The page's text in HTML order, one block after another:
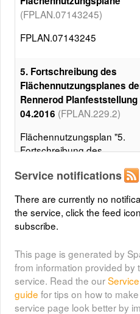
(FPLAN.07143245)
FPLAN.07143245
5. Fortschreibung des
Flächennutzungsplanes
Rennerod Planfeststellung
04.2016 (FPLAN.229.2)
Flächennutzungsplan "5.
Fortschreibung des
Rennerod" Hüblingen
Umringe der
Flächennutzungspläne von
Umringe aller
Flächennutzungspläne von
Hueblingen
Service notifications
There are currently no
the service, click the feed
subscribe.
This page is generated by
from information provided by
service. Read the our
guide for tips on how to
service page look better by